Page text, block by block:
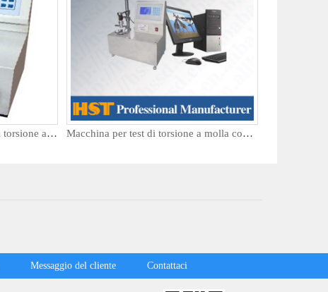
Macchina di prova verticale di torsione a molla a molla Macchina per test di torsione a molla controllata da microcomputer verticale
Messaggio del cliente Contattaci